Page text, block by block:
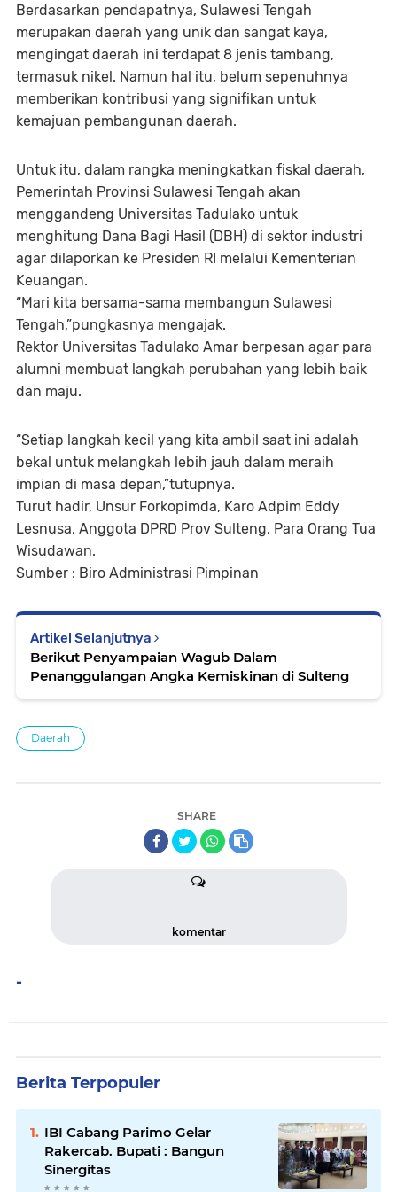
Berdasarkan pendapatnya, Sulawesi Tengah
merupakan daerah yang unik dan sangat kaya,
mengingat daerah ini terdapat 8 jenis tambang,
termasuk nikel. Namun hal itu, belum sepenuhnya
memberikan kontribusi yang signifikan untuk
kemajuan pembangunan daerah.
Untuk itu, dalam rangka meningkatkan fiskal daerah,
Pemerintah Provinsi Sulawesi Tengah akan
menggandeng Universitas Tadulako untuk
menghitung Dana Bagi Hasil (DBH) di sektor industri
agar dilaporkan ke Presiden RI melalui Kementerian
Keuangan.
“Mari kita bersama-sama membangun Sulawesi
Tengah,”pungkasnya mengajak.
Rektor Universitas Tadulako Amar berpesan agar para
alumni membuat langkah perubahan yang lebih baik
dan maju.
“Setiap langkah kecil yang kita ambil saat ini adalah
bekal untuk melangkah lebih jauh dalam meraih
impian di masa depan,”tutupnya.
Turut hadir, Unsur Forkopimda, Karo Adpim Eddy
Lesnusa, Anggota DPRD Prov Sulteng, Para Orang Tua
Wisudawan.
Sumber : Biro Administrasi Pimpinan
Artikel Selanjutnya
Berikut Penyampaian Wagub Dalam
Penanggulangan Angka Kemiskinan di Sulteng
Daerah
SHARE
komentar
-
Berita Terpopuler
IBI Cabang Parimo Gelar
Rakercab. Bupati : Bangun
Sinergitas